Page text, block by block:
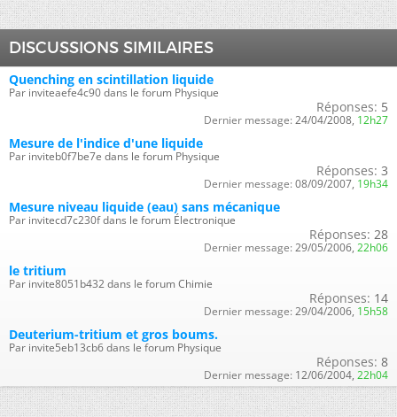
DISCUSSIONS SIMILAIRES
Quenching en scintillation liquide
Par inviteaefe4c90 dans le forum Physique
Réponses: 5
Dernier message: 24/04/2008, 12h27
Mesure de l'indice d'une liquide
Par inviteb0f7be7e dans le forum Physique
Réponses: 3
Dernier message: 08/09/2007, 19h34
Mesure niveau liquide (eau) sans mécanique
Par invitecd7c230f dans le forum Électronique
Réponses: 28
Dernier message: 29/05/2006, 22h06
le tritium
Par invite8051b432 dans le forum Chimie
Réponses: 14
Dernier message: 29/04/2006, 15h58
Deuterium-tritium et gros boums.
Par invite5eb13cb6 dans le forum Physique
Réponses: 8
Dernier message: 12/06/2004, 22h04